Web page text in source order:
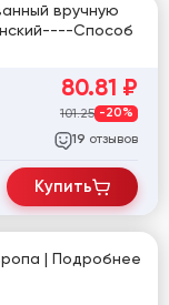
вручную
Способ
80.81 ₽
101.25 -20%
19 отзывов
Купить
| Подробнее